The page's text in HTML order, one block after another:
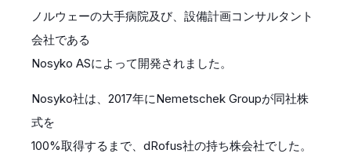
ノルウェーの大手病院及び、設備計画コンサルタント
会社である
Nosyko ASによって開発されました。
Nosyko社は、2017年にNemetschek Groupが同社株
式を
100%取得するまで、dRofus社の持ち株会社でした。